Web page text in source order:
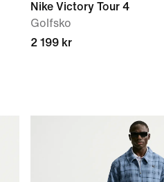
Nike Victory Tour 4
Golfsko
2 199 kr